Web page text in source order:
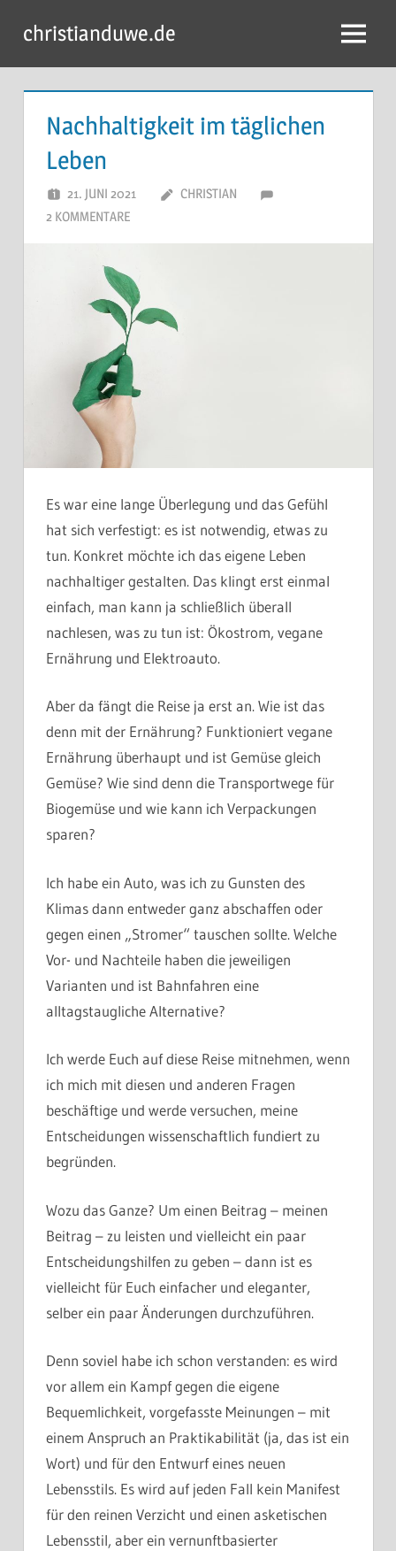
Inhalt
springen
christianduwe.de Menü
Nachhaltigkeit im täglichen
Leben
21. JUNI 2021
CHRISTIAN
2 KOMMENTARE
Es war eine lange Überlegung und das Gefühl
hat sich verfestigt: es ist notwendig, etwas zu
tun. Konkret möchte ich das eigene Leben
nachhaltiger gestalten. Das klingt erst einmal
einfach, man kann ja schließlich überall
nachlesen, was zu tun ist: Ökostrom, vegane
Ernährung und Elektroauto.
Aber da fängt die Reise ja erst an. Wie ist das
denn mit der Ernährung? Funktioniert vegane
Ernährung überhaupt und ist Gemüse gleich
Gemüse? Wie sind denn die Transportwege für
Biogemüse und wie kann ich Verpackungen
sparen?
Ich habe ein Auto, was ich zu Gunsten des
Klimas dann entweder ganz abschaffen oder
gegen einen „Stromer“ tauschen sollte. Welche
Vor- und Nachteile haben die jeweiligen
Varianten und ist Bahnfahren eine
alltagstaugliche Alternative?
Ich werde Euch auf diese Reise mitnehmen, wenn
ich mich mit diesen und anderen Fragen
beschäftige und werde versuchen, meine
Entscheidungen wissenschaftlich fundiert zu
begründen.
Wozu das Ganze? Um einen Beitrag – meinen
Beitrag – zu leisten und vielleicht ein paar
Entscheidungshilfen zu geben – dann ist es
vielleicht für Euch einfacher und eleganter,
selber ein paar Änderungen durchzuführen.
Denn soviel habe ich schon verstanden: es wird
vor allem ein Kampf gegen die eigene
Bequemlichkeit, vorgefasste Meinungen – mit
einem Anspruch an Praktikabilität (ja, das ist ein
Wort) und für den Entwurf eines neuen
Lebensstils. Es wird auf jeden Fall kein Manifest
für den reinen Verzicht und einen asketischen
Lebensstil, aber ein vernunftbasierter